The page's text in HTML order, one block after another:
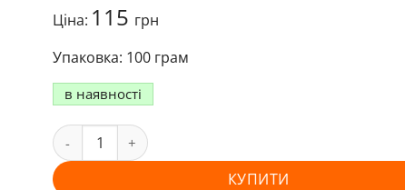
Ціна: 115 грн
100 грам
в наявності
КУПИТИ